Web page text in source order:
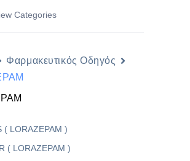
Categories
Φαρμακευτικός Οδηγός
( LORAZEPAM )
( LORAZEPAM )